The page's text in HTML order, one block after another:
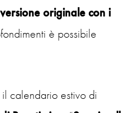
originale con i
è possibile
calendario estivo di